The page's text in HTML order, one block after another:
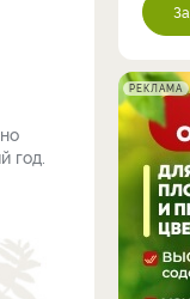
год.
РЕКЛАМА